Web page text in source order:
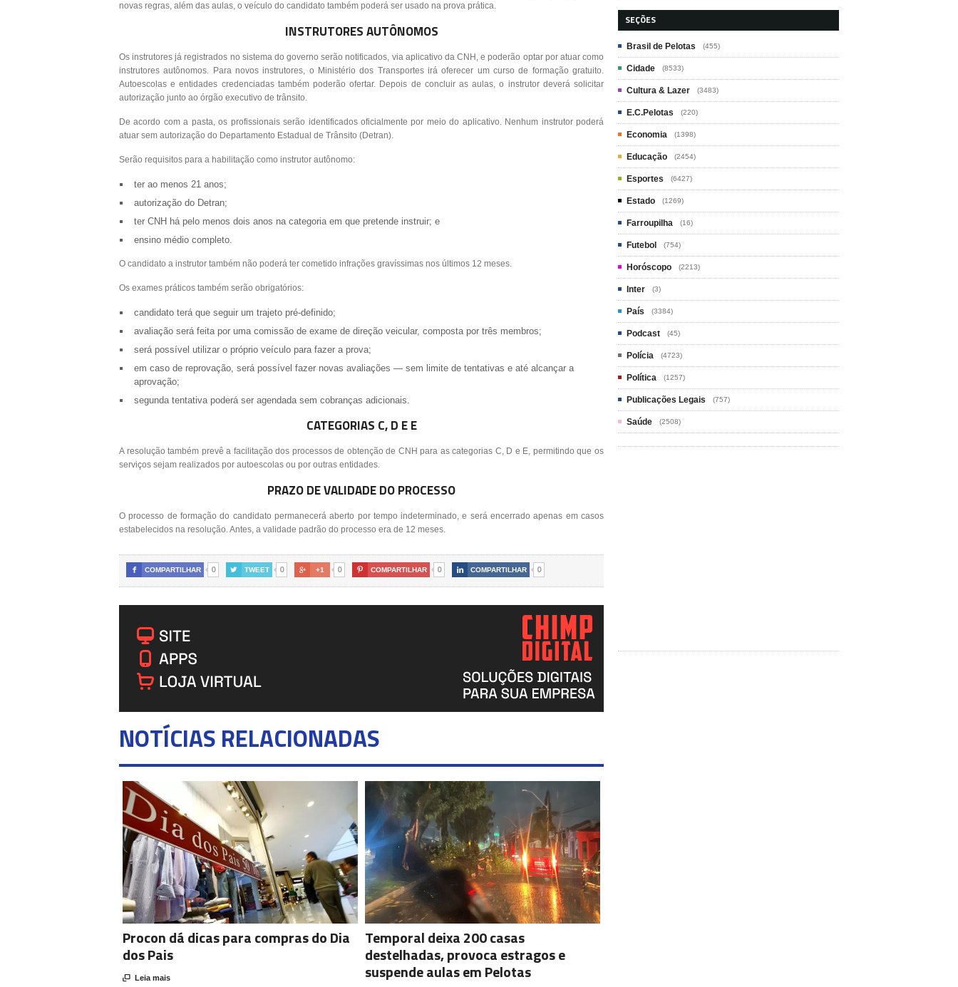
novas regras, além das aulas, o veículo do candidato também poderá ser usado na prova prática.
INSTRUTORES AUTÔNOMOS
Os instrutores já registrados no sistema do governo serão notificados, via aplicativo da CNH, e poderão optar por atuar como
instrutores autônomos. Para novos instrutores, o Ministério dos Transportes irá oferecer um curso de formação gratuito.
Autoescolas e entidades credenciadas também poderão ofertar. Depois de concluir as aulas, o instrutor deverá solicitar
autorização junto ao órgão executivo de trânsito.
De acordo com a pasta, os profissionais serão identificados oficialmente por meio do aplicativo. Nenhum instrutor poderá
atuar sem autorização do Departamento Estadual de Trânsito (Detran).
Serão requisitos para a habilitação como instrutor autônomo:
ter ao menos 21 anos;
autorização do Detran;
ter CNH há pelo menos dois anos na categoria em que pretende instruir; e
ensino médio completo.
O candidato a instrutor também não poderá ter cometido infrações gravíssimas nos últimos 12 meses.
Os exames práticos também serão obrigatórios:
candidato terá que seguir um trajeto pré-definido;
avaliação será feita por uma comissão de exame de direção veicular, composta por três membros;
será possível utilizar o próprio veículo para fazer a prova;
em caso de reprovação, será possível fazer novas avaliações — sem limite de tentativas e até alcançar a
aprovação;
segunda tentativa poderá ser agendada sem cobranças adicionais.
CATEGORIAS C, D E E
A resolução também prevê a facilitação dos processos de obtenção de CNH para as categorias C, D e E, permitindo que os
serviços sejam realizados por autoescolas ou por outras entidades.
PRAZO DE VALIDADE DO PROCESSO
O processo de formação do candidato permanecerá aberto por tempo indeterminado, e será encerrado apenas em casos
estabelecidos na resolução. Antes, a validade padrão do processo era de 12 meses.
 COMPARTILHAR 0  TWEET 0  +1 0  COMPARTILHAR 0  COMPARTILHAR 0
NOTÍCIAS RELACIONADAS
Procon dá dicas para compras do Dia
dos Pais
 Leia mais
Temporal deixa 200 casas
destelhadas, provoca estragos e
suspende aulas em Pelotas
SEÇÕES
Brasil de Pelotas (455)
Cidade (8533)
Cultura & Lazer (3483)
E.C.Pelotas (220)
Economia (1398)
Educação (2454)
Esportes (6427)
Estado (1269)
Farroupilha (16)
Futebol (754)
Horóscopo (2213)
Inter (3)
País (3384)
Podcast (45)
Polícia (4723)
Política (1257)
Publicações Legais (757)
Saúde (2508)